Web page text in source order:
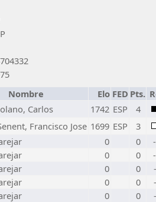
Nombre Elo FED Pts.
Carlos 1742 ESP
4
Francisco Jose 1699 ESP
3
0 0
0 0
0 0
0 0
0 0